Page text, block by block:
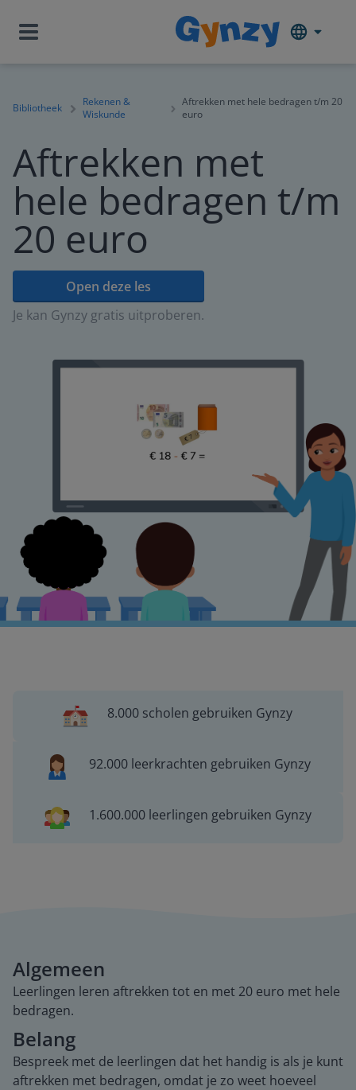
Bibliotheek
Rekenen &
Wiskunde
Aftrekken met hele bedragen t/m 20
euro
Aftrekken met
hele bedragen t/m
20 euro
Open deze les
Je kan Gynzy gratis uitproberen.
8.000 scholen gebruiken Gynzy
92.000 leerkrachten gebruiken Gynzy
1.600.000 leerlingen gebruiken Gynzy
Algemeen
Leerlingen leren aftrekken tot en met 20 euro met hele
bedragen.
Belang
Bespreek met de leerlingen dat het handig is als je kunt
aftrekken met bedragen, omdat je zo weet hoeveel